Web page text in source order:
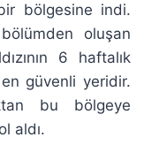
bir bölgesine indi.
oluşan
6 haftalık
güvenli yeridir.
bu bölgeye
aldı.